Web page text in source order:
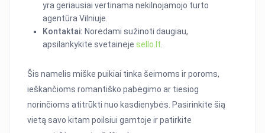
yra geriausiai vertinama nekilnojamojo turto
agentūra Vilniuje.
Kontaktai: Norėdami sužinoti daugiau,
apsilankykite svetainėje sello.lt
Šis namelis miške puikiai tinka šeimoms ir poroms,
ieškančioms romantiško pabėgimo ar tiesiog
norinčioms atitrūkti nuo kasdienybės. Pasirinkite šią
vietą savo kitam poilsiui gamtoje ir patirkite